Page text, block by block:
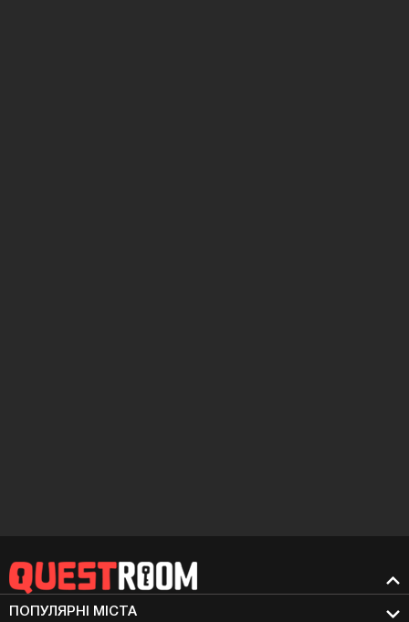
ПОПУЛЯРНІ МIСТА